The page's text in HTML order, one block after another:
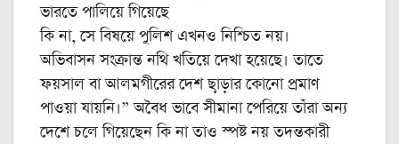
ভারতে পালিয়ে গিয়েছে
কি না, সে বিষয়ে পুলিশ এখনও নিশ্চিত নয়।
অভিবাসন সংক্রান্ত নথি খতিয়ে দেখা হয়েছে। তাতে
ফয়সাল বা আলমগীরের দেশ ছা়ড়ার কোনো প্রমাণ
পাওয়া যায়নি।” অবৈধ ভাবে সীমানা পেরিয়ে তাঁরা অন্য
দেশে চলে গিয়েছেন কি না তাও স্পষ্ট নয় তদন্তকারী